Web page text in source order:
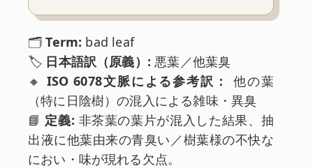
🗂️Term: bad leaf
🏷️ 日本語訳（原義）: 悪葉／他葉臭
🔸 ISO 6078文脈による参考訳：
他の葉
（特に日陰樹）の混入による雑味・異臭
📘 定義: 非茶葉の葉片が混入した結果、抽
出液に他葉由来の青臭い／樹葉様の不快な
におい・味が現れる欠点。